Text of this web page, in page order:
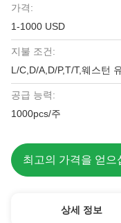
가격:
1-1000 USD
지불 조건:
L/C,D/A,D/P,T/T,웨스턴
공급 능력:
1000pcs/주
상세 정보